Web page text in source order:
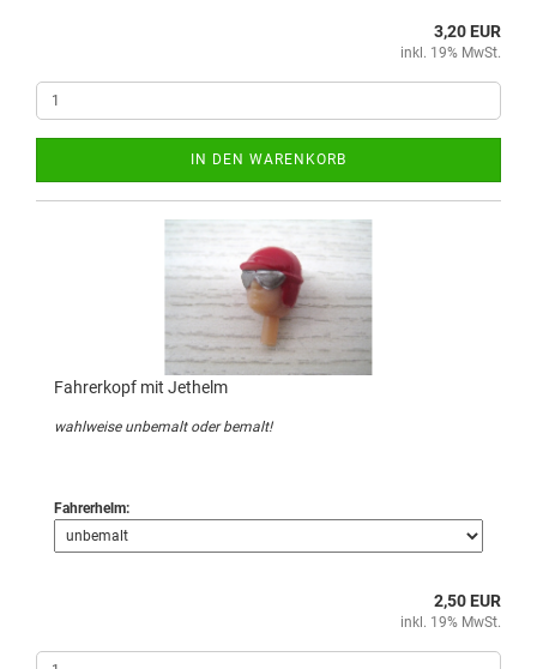
3,20 EUR
inkl. 19% MwSt.
IN DEN WARENKORB
Fahrerkopf mit Jethelm
wahlweise unbemalt oder bemalt!
Fahrerhelm:
2,50 EUR
inkl. 19% MwSt.